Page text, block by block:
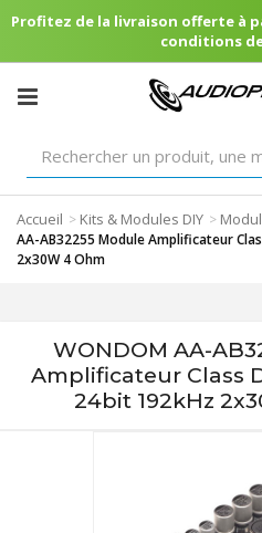
Profitez de la livraison offerte à
conditions
Accueil > Kits & Modules DIY >
AA-AB32255 Module Amplificateur
2x30W 4 Ohm
WONDOM AA-
Amplificateur Class
24bit 192kHz